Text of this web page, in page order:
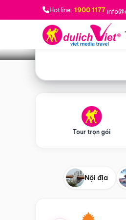
Hotline: 1900 1177
Bạn muốn đi đâu? *
Tour trọn gói
Nội địa